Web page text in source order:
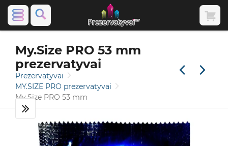
My.Size PRO 53 mm
prezervatyvai
Prezervatyvai
MY.SIZE PRO prezervatyvai
My.Size PRO 53 mm